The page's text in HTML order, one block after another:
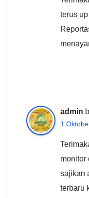
terus
admin
1
monitor
sajikan
terbaru